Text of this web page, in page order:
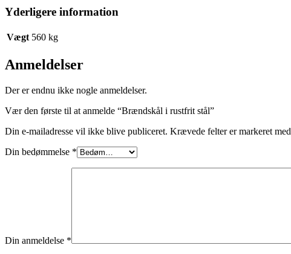
Yderligere information
Vægt 560 kg
Anmeldelser
Der er endnu ikke nogle anmeldelser.
Vær den første til at anmelde “Brændskål i rustfrit stål”
Din e-mailadresse vil ikke blive publiceret. Krævede felter er markeret med
Din bedømmelse *
Din anmeldelse *